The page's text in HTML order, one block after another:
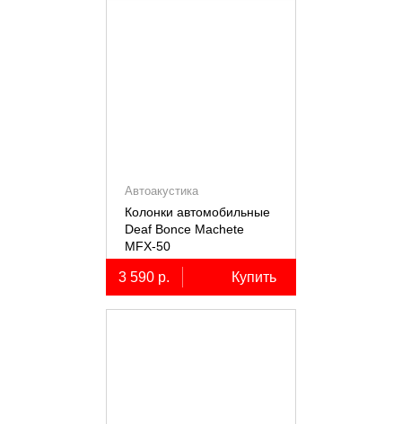
Автоакустика
Колонки автомобильные
Deaf Bonce Machete
MFX-50
3 590 р. Купить